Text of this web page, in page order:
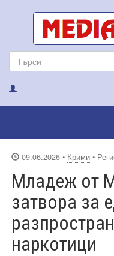
09.06.2026 • Крими •
Младеж от
затвора за
наркотици